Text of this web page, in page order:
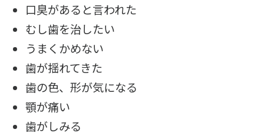
口臭があると言われた
むし歯を治したい
うまくかめない
歯が揺れてきた
歯の色、形が気になる
顎が痛い
歯がしみる